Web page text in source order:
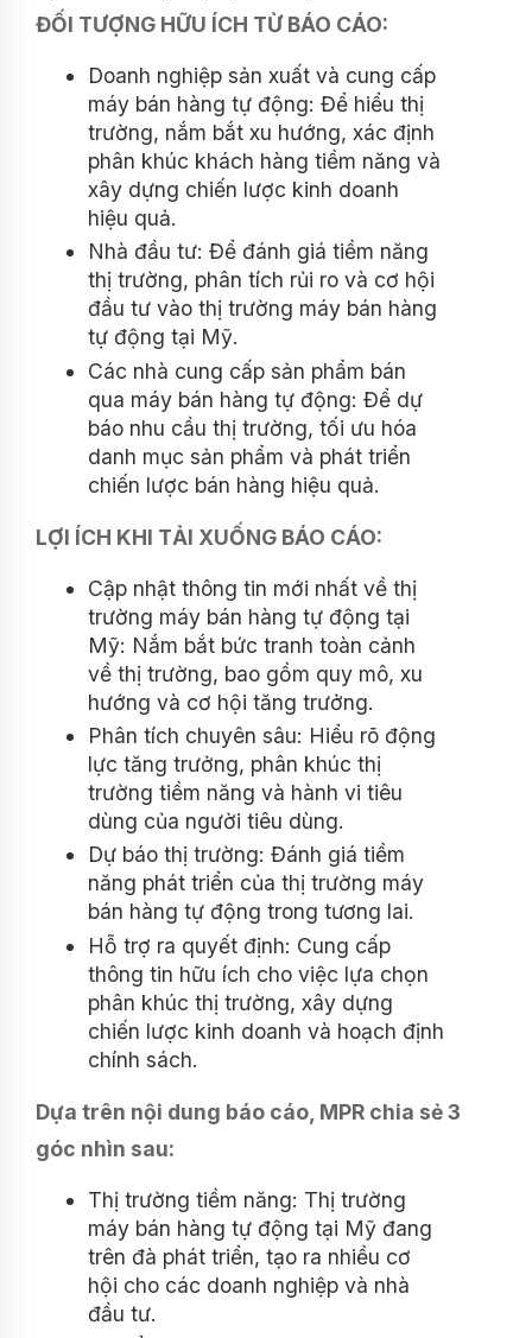
ĐỐI TƯỢNG HỮU ÍCH TỪ BÁO CÁO:
Doanh nghiệp sản xuất và cung cấp
máy bán hàng tự động: Để hiểu thị
trường, nắm bắt xu hướng, xác định
phân khúc khách hàng tiềm năng và
xây dựng chiến lược kinh doanh
hiệu quả.
Nhà đầu tư: Để đánh giá tiềm năng
thị trường, phân tích rủi ro và cơ hội
đầu tư vào thị trường máy bán hàng
tự động tại Mỹ.
Các nhà cung cấp sản phẩm bán
qua máy bán hàng tự động: Để dự
báo nhu cầu thị trường, tối ưu hóa
danh mục sản phẩm và phát triển
chiến lược bán hàng hiệu quả.
LỢI ÍCH KHI TẢI XUỐNG BÁO CÁO:
Cập nhật thông tin mới nhất về thị
trường máy bán hàng tự động tại
Mỹ: Nắm bắt bức tranh toàn cảnh
về thị trường, bao gồm quy mô, xu
hướng và cơ hội tăng trưởng.
Phân tích chuyên sâu: Hiểu rõ động
lực tăng trưởng, phân khúc thị
trường tiềm năng và hành vi tiêu
dùng của người tiêu dùng.
Dự báo thị trường: Đánh giá tiềm
năng phát triển của thị trường máy
bán hàng tự động trong tương lai.
Hỗ trợ ra quyết định: Cung cấp
thông tin hữu ích cho việc lựa chọn
phân khúc thị trường, xây dựng
chiến lược kinh doanh và hoạch định
chính sách.
Dựa trên nội dung báo cáo, MPR chia sẻ 3
góc nhìn sau:
Thị trường tiềm năng: Thị trường
máy bán hàng tự động tại Mỹ đang
trên đà phát triển, tạo ra nhiều cơ
hội cho các doanh nghiệp và nhà
đầu tư.